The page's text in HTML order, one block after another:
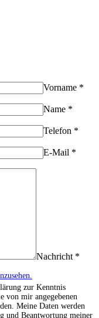
Vorname *
Name *
Telefon *
E-Mail *
Nachricht *
zur Kenntnis
von mir angegebenen
Meine Daten werden
und Beantwortung meiner